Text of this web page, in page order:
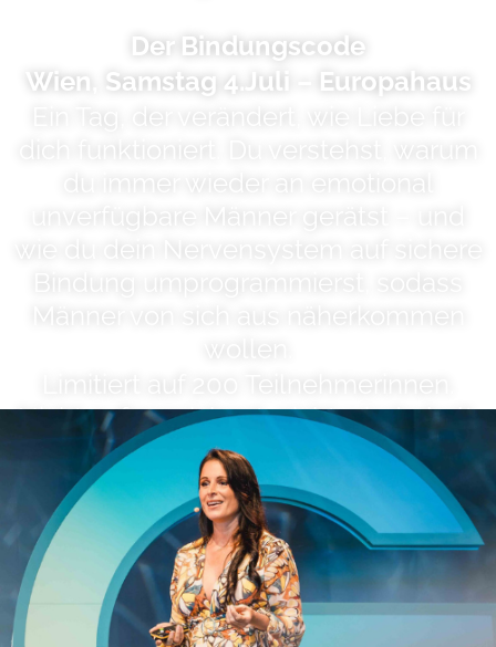
Der Bindungscode
Wien, Samstag 4.Juli – Europahaus
Nicht aufgezeichnet, nicht wiederholt.